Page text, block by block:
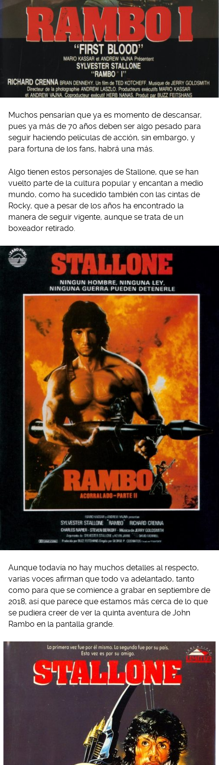
Muchos pensarían que ya es momento de descansar,
pues ya más de 70 años deben ser algo pesado para
seguir haciendo películas de acción, sin embargo, y
para fortuna de los fans, habrá una más.
Algo tienen estos personajes de Stallone, que se han
vuelto parte de la cultura popular y encantan a medio
mundo, como ha sucedido también con las cintas de
Rocky, que a pesar de los años ha encontrado la
manera de seguir vigente, aunque se trata de un
boxeador retirado.
Aunque todavía no hay muchos detalles al respecto,
varias voces afirman que todo va adelantado, tanto
como para que se comience a grabar en septiembre de
2018, así que parece que estamos más cerca de lo que
se pudiera creer de ver la quinta aventura de John
Rambo en la pantalla grande.